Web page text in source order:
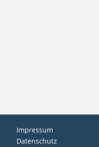
Impressum
Datenschutz